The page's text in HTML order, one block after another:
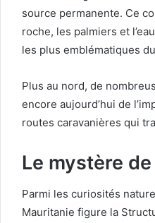
source permanente. Ce
roche, les palmiers et
les plus emblématiques
Plus au nord, de
encore aujourd’hui de
routes caravanières qui
Le mystère
Parmi les curiosités
Mauritanie figure la